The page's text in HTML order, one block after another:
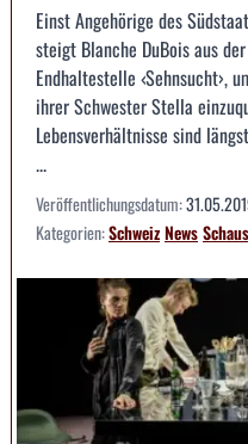
Einst Angehörige des
steigt Blanche DuBois aus
Endhaltestelle ‹Sehnsucht›,
ihrer Schwester Stella
Lebensverhältnisse sind
...
Veröffentlichungsdatum:
Kategorien:SchweizNews